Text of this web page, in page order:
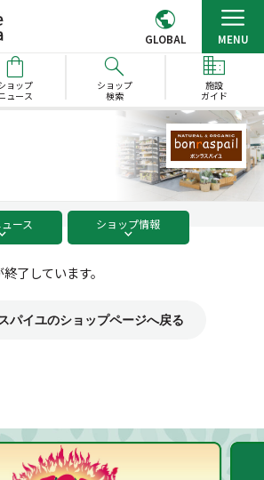
GLOBAL MENU
ョップ
ュース
ショップ
検索
施設
ガイド
ース ショップ情報
了しています。
パイユのショップページへ戻る